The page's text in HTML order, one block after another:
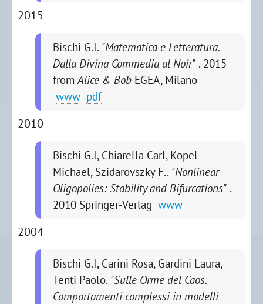
2015
Bischi G.I. "Matematica e Letteratura.
Dalla Divina Commedia al Noir" . 2015
fromAlice & Bob EGEA, Milano
www pdf
2010
Bischi G.I, Chiarella Carl, Kopel
Michael, Szidarovszky F.. "Nonlinear
Oligopolies: Stability and Bifurcations" .
2010 Springer-Verlag www
2004
Bischi G.I, Carini Rosa, Gardini Laura,
Tenti Paolo. "Sulle Orme del Caos.
Comportamenti complessi in modelli